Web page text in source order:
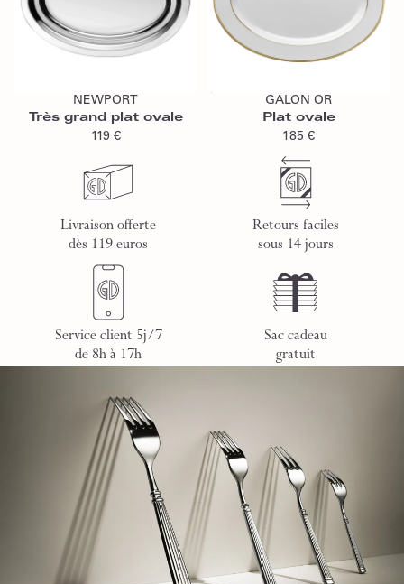
NEWPORT
Très grand plat ovale
119 €
GALON OR
Plat ovale
185 €
Livraison offerte
dès 119 euros
Retours faciles
sous 14 jours
Service client 5j/7
de 8h à 17h
Sac cadeau
gratuit